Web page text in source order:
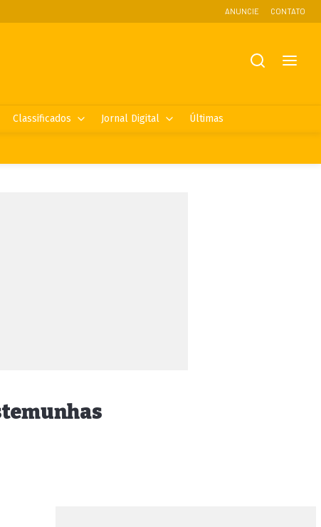
ANUNCIE CONTATO
Classificados Jornal Digital Últimas